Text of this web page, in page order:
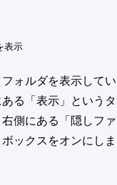
表示
ォルダを表示してい
る「表示」というタ
側にある「隠しファ
ックスをオンにしま